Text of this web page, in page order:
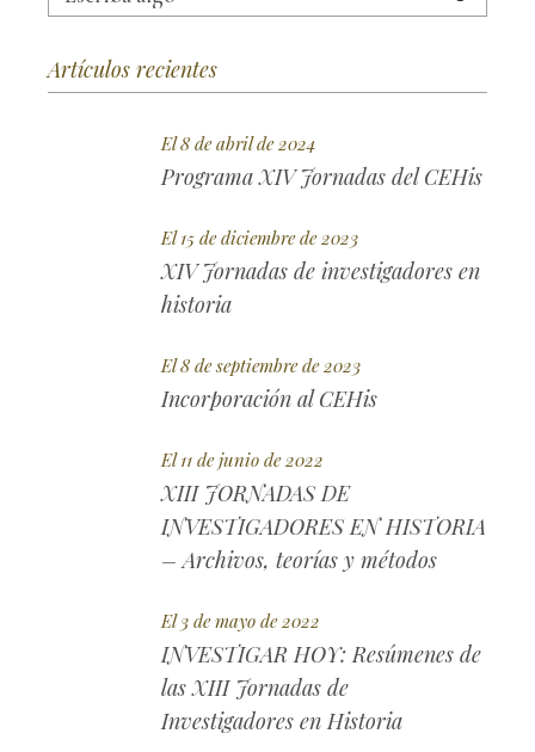
Artículos recientes
El 8 de abril de 2024
Programa XIV Jornadas del CEHis
El 15 de diciembre de 2023
XIV Jornadas de investigadores en
historia
El 8 de septiembre de 2023
Incorporación al CEHis
El 11 de junio de 2022
XIII JORNADAS DE
INVESTIGADORES EN HISTORIA
– Archivos, teorías y métodos
El 3 de mayo de 2022
INVESTIGAR HOY: Resúmenes de
las XIII Jornadas de
Investigadores en Historia